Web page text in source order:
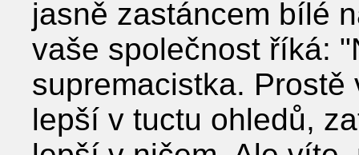
jasně zastáncem bílé
vaše společnost říká:
supremacistka.
lepší v tuctu ohledů,